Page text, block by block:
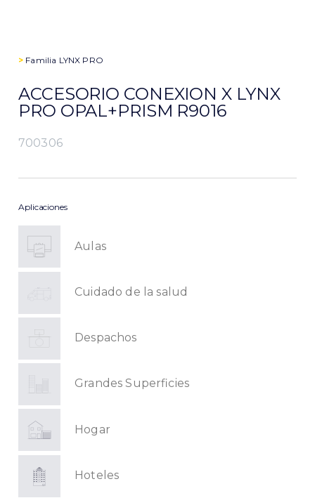
> Familia LYNX PRO
ACCESORIO CONEXION X LYNX
PRO OPAL+PRISM R9016
700306
Aplicaciones
Aulas
Cuidado de la salud
Despachos
Grandes Superficies
Hogar
Hoteles